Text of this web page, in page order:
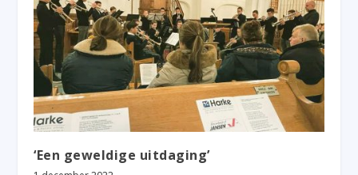
‘Een geweldige uitdaging’